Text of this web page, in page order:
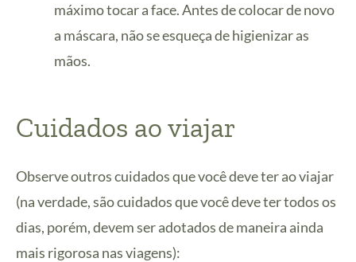
máximo tocar a face. Antes de colocar de novo
a máscara, não se esqueça de higienizar as
mãos.
Cuidados ao viajar
Observe outros cuidados que você deve ter ao viajar
(na verdade, são cuidados que você deve ter todos os
dias, porém, devem ser adotados de maneira ainda
mais rigorosa nas viagens):